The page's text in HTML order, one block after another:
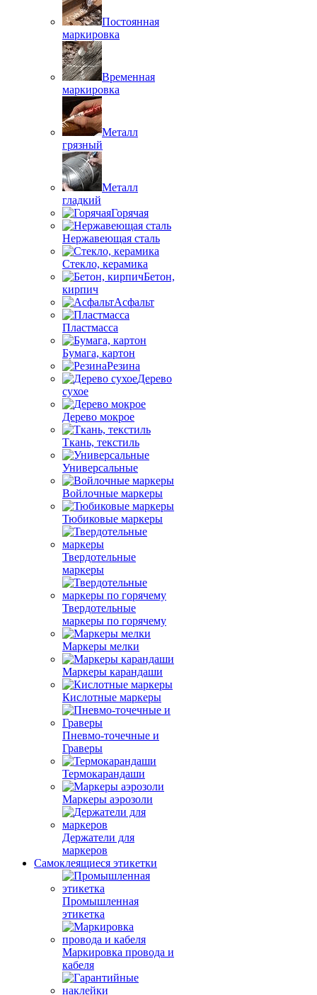
Постоянная
маркировка
Временная
маркировка
Металл
грязный
Металл
гладкий
Горячая
Нержавеющая сталь
Стекло, керамика
Бетон,
кирпич
Асфальт
Пластмасса
Бумага, картон
Резина
Дерево
сухое
Дерево мокрое
Ткань, текстиль
Универсальные
Войлочные маркеры
Тюбиковые маркеры
Твердотельные
маркеры
Твердотельные
маркеры по горячему
Маркеры мелки
Маркеры карандаши
Кислотные маркеры
Пневмо-точечные и
Граверы
Термокарандаши
Маркеры аэрозоли
Держатели для
маркеров
Самоклеящиеся этикетки
Промышленная
этикетка
Маркировка провода и
кабеля